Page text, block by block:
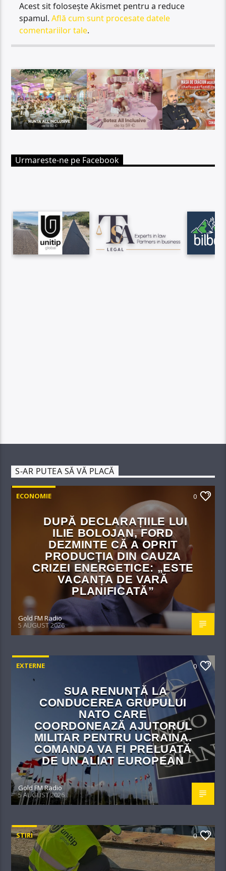
Acest sit folosește Akismet pentru a reduce
spamul.Află cum sunt procesate datele
comentariilor tale.
Urmareste-ne pe Facebook
S-AR PUTEA SĂ VĂ PLACĂ
ECONOMIE 0
DUPĂ DECLARAȚIILE LUI
ILIE BOLOJAN, FORD
DEZMINTE CĂ A OPRIT
PRODUCȚIA DIN CAUZA
CRIZEI ENERGETICE: „ESTE
VACANȚA DE VARĂ
PLANIFICATĂ”
Gold FM Radio
5 AUGUST 2026
EXTERNE 0
SUA RENUNȚĂ LA
CONDUCEREA GRUPULUI
NATO CARE
COORDONEAZĂ AJUTORUL
MILITAR PENTRU UCRAINA.
COMANDA VA FI PRELUATĂ
DE UN ALIAT EUROPEAN
Gold FM Radio
5 AUGUST 2026
STIRI 0